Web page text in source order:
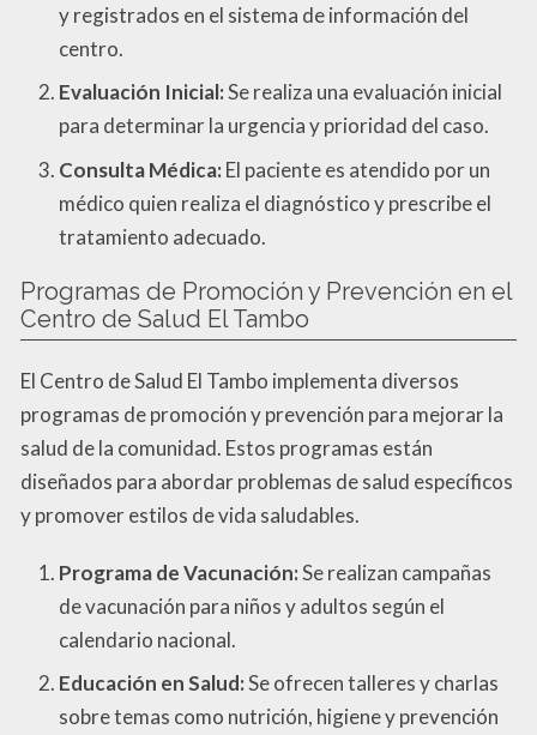
y registrados en el sistema de información del
centro.
Evaluación Inicial:Se realiza una evaluación inicial
para determinar la urgencia y prioridad del caso.
Consulta Médica: El paciente es atendido por un
médico quien realiza el diagnóstico y prescribe el
tratamiento adecuado.
Programas de Promoción y Prevención en el
Centro de Salud El Tambo
El Centro de Salud El Tambo implementa diversos
programas de promoción y prevención para mejorar la
salud de la comunidad. Estos programas están
diseñados para abordar problemas de salud específicos
y promover estilos de vida saludables.
Programa de Vacunación:Se realizan campañas
de vacunación para niños y adultos según el
calendario nacional.
Educación en Salud:Se ofrecen talleres y charlas
sobre temas como nutrición, higiene y prevención